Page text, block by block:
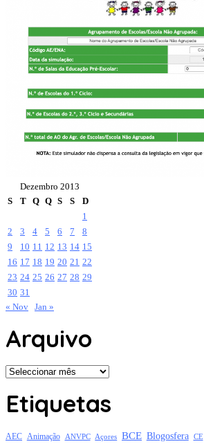
Dezembro 2013
S
T Q Q S S
D
1
2
3 4 5 6 7
8
9
10 11 12 13 14 15
16 17 18 19 20 21 22
23 24 25 26 27 28 29
30 31
« Nov Jan »
Arquivo
Arquivo
Etiquetas
AEC Animação ANVPC Açores BCE Blogosfera CE